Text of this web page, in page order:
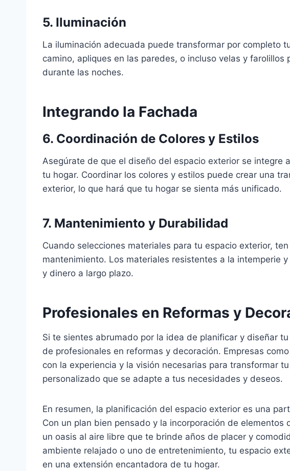
5. Iluminación
La iluminación adecuada puede transformar por completo
camino, apliques en las paredes, o incluso velas y
durante las noches.
Integrando la Fachada
6. Coordinación de Colores y Estilos
Asegúrate de que el diseño del espacio exterior se integre
tu hogar. Coordinar los colores y estilos puede crear una
exterior, lo que hará que tu hogar se sienta más unificado.
7. Mantenimiento y Durabilidad
Cuando selecciones materiales para tu espacio exterior,
mantenimiento. Los materiales resistentes a la intemperie
y dinero a largo plazo.
Profesionales en Reformas y
Si te sientes abrumado por la idea de planificar y diseñar
de profesionales en reformas y decoración. Empresas como
con la experiencia y la visión necesarias para transformar
personalizado que se adapte a tus necesidades y deseos.
En resumen, la planificación del espacio exterior es una
Con un plan bien pensado y la incorporación de
un oasis al aire libre que te brinde años de placer y
ambiente relajado o uno de entretenimiento, tu espacio
en una extensión encantadora de tu hogar.